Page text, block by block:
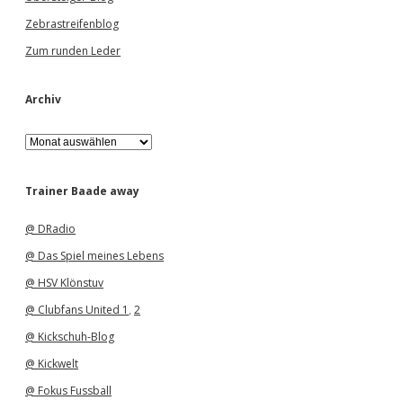
Zebrastreifenblog
Zum runden Leder
Archiv
A
r
h
Trainer Baade away
@ DRadio
@ Das Spiel meines Lebens
@ HSV Klönstuv
@ Clubfans United 1 , 2
@ Kickschuh-Blog
@ Kickwelt
@ Fokus Fussball